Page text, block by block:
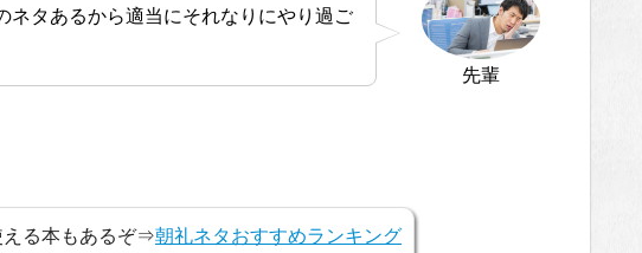
先輩
ネタあるから適当にそれなりにやり過ご
える本もあるぞ⇒朝礼ネタおすすめランキング